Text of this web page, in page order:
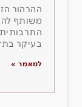
ההרהור
משותף
בעיקר
למאמר »